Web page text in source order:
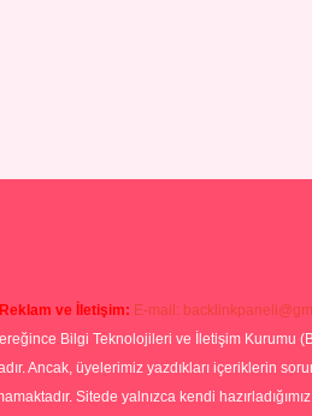
Reklam ve İletişim: E-mail:
Bilgi Teknolojileri ve İletişim Kurumu
Ancak, üyelerimiz yazdıkları içeriklerin
Sitede yalnızca kendi